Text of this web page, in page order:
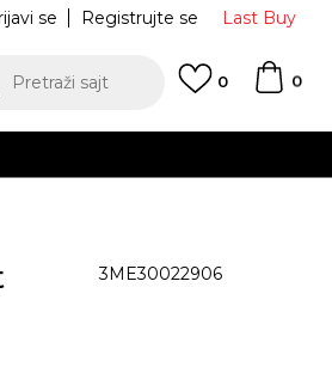
Last Buy
se Registrujte se
Pretraži sajt 0
0
3ME30022906